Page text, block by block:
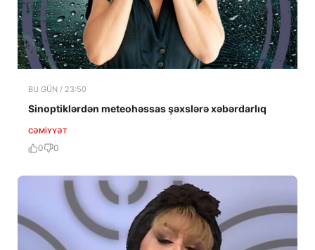
BU GÜN / 23:50
Sinoptiklərdən meteohəssas şəxslərə xəbərdarlıq
CƏMIYYƏT
0 0